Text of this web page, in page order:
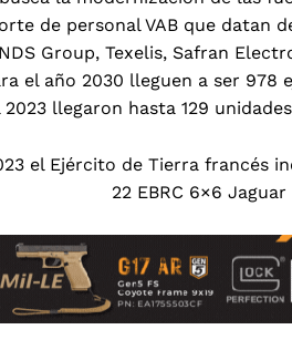
de personal VAB que datan
Group, Texelis, Safran
el año 2030 lleguen a ser 978
llegaron hasta 129
el Ejército de Tierra francés
22 EBRC 6×6 Jaguar